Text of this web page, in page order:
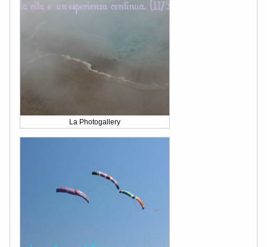
La Photogallery